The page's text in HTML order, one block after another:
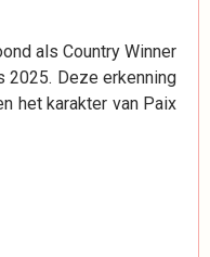
als Country Winner
2025. Deze erkenning
het karakter van Paix